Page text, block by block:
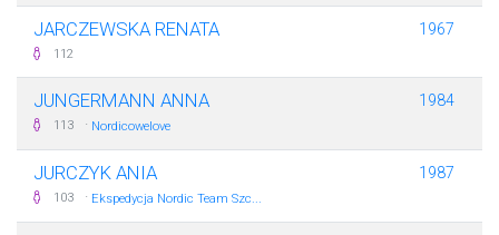
JARCZEWSKA RENATA
112
1967
JUNGERMANN ANNA
113 · Nordicowelove
1984
JURCZYK ANIA
103 · Ekspedycja Nordic Team Szc...
1987